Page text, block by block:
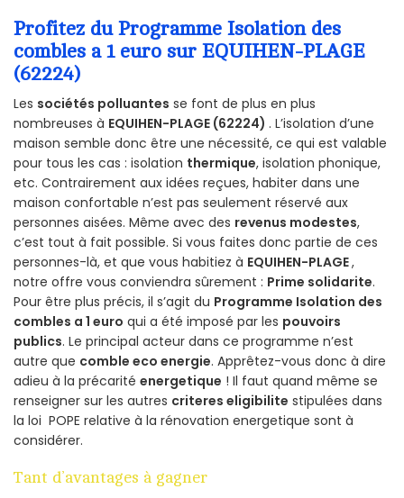
Profitez du Programme Isolation des
combles a 1 euro sur EQUIHEN-PLAGE
(62224)
Les sociétés polluantes se font de plus en plus
nombreuses à EQUIHEN-PLAGE (62224) . L’isolation d’une
maison semble donc être une nécessité, ce qui est valable
pour tous les cas : isolation thermique, isolation phonique,
etc. Contrairement aux idées reçues, habiter dans une
maison confortable n’est pas seulement réservé aux
personnes aisées. Même avec des revenus modestes,
c’est tout à fait possible. Si vous faites donc partie de ces
personnes-là, et que vous habitiez à EQUIHEN-PLAGE,
notre offre vous conviendra sûrement : Prime solidarite.
Pour être plus précis, il s’agit du Programme Isolation des
combles a 1 euro qui a été imposé par les pouvoirs
publics. Le principal acteur dans ce programme n’est
autre que comble eco energie. Apprêtez-vous donc à dire
adieu à la précarité energetique ! Il faut quand même se
renseigner sur les autres criteres eligibilite stipulées dans
la loi POPE relative à la rénovation energetique sont à
considérer.
Tant d’avantages à gagner